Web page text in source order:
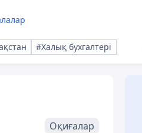
#Халық бухгалтері
Оқиғалар